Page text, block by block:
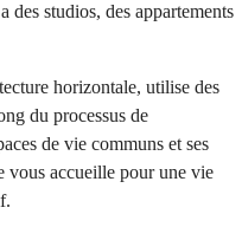
des studios, des appartements
horizontale, utilise des
du processus de
de vie communs et ses
vous accueille pour une vie